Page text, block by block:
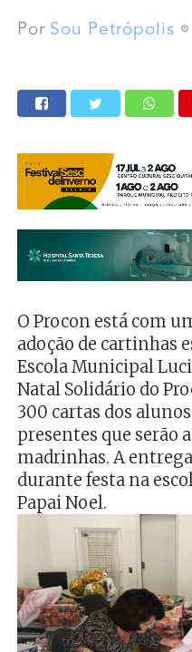
Por Sou Petrópolis
O Procon está com
adoção de cartinhas
Escola Municipal
Natal Solidário do
300 cartas dos
presentes que serão
madrinhas. A
durante festa na
Papai Noel.